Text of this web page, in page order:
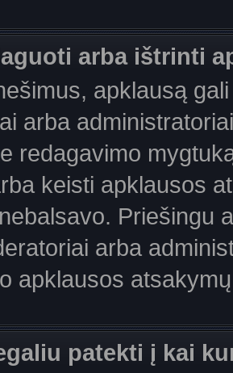
arba ištrinti
apklausą
arba
redagavimo
keisti apklausos
Priešingu
arba
apklausos
patekti į kai